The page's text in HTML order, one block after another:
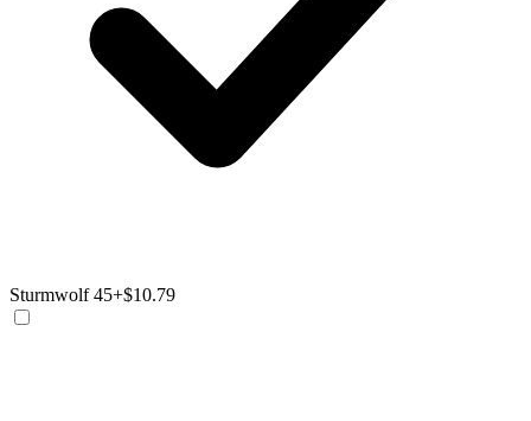
Sturmwolf 45+$10.79